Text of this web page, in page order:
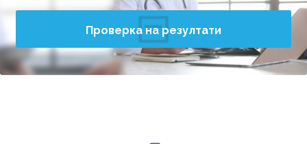
Проверка на резултати